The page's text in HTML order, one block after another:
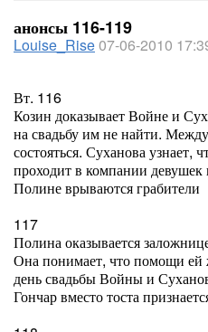
анонсы 116-119
Louise_Rise07-06-2010
Вт. 116
Козин доказывает Войне и
на свадьбу им не найти.
состояться. Суханова
проходит в компании
Полине врываются грабители
117
Полина оказывается
Она понимает, что помощи ей
день свадьбы Войны и
Гончар вместо тоста